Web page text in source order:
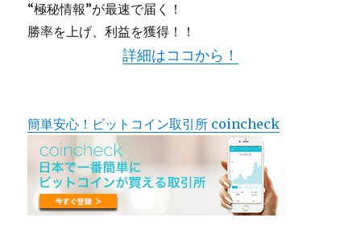
“極秘情報”が最速で届く！
勝率を上げ、利益を獲得！！
詳細はココから！
簡単安心！ビットコイン取引所 coincheck